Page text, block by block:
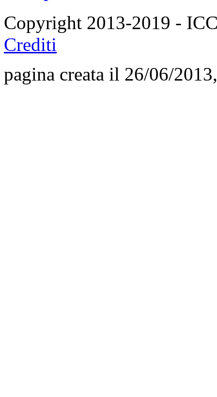
Copyright 2013-2019 -
Crediti
pagina creata il 26/06/